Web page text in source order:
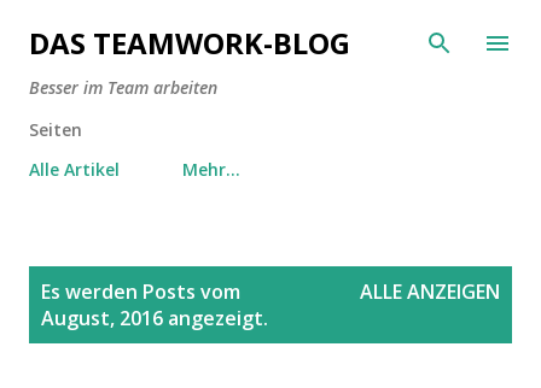
Direkt zum Hauptbereich
DAS TEAMWORK-BLOG
Besser im Team arbeiten
Seiten
Alle Artikel
Mehr…
Es werden Posts vom
August, 2016 angezeigt.
ALLE ANZEIGEN